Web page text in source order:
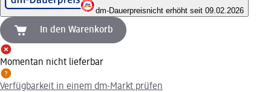
dm-Dauerpreisnicht erhöht seit 09.02.2026
In den Warenkorb
Momentan nicht lieferbar
Verfügbarkeit in einem dm-Markt prüfen